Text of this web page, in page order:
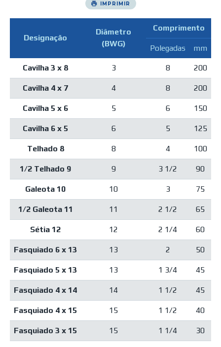
IMPRIMIR
Designação
Diâmetro
(BWG)
Comprimento
Polegadas mm
Cavilha 3 x 8 3 8 200
Cavilha 4 x 7 4 8 200
Cavilha 5 x 6 5 6 150
Cavilha 6 x 5 6 5 125
Telhado 8 8 4 100
1/2 Telhado 9 9 3 1/2 90
Galeota 10 10 3 75
1/2 Galeota 11 11 2 1/2 65
Sétia 12 12 2 1/4 60
Fasquiado 6 x 13 13 2 50
Fasquiado 5 x 13 13 1 3/4 45
Fasquiado 4 x 14 14 1 1/2 45
Fasquiado 4 x 15 15 1 1/2 40
Fasquiado 3 x 15 15 1 1/4 30